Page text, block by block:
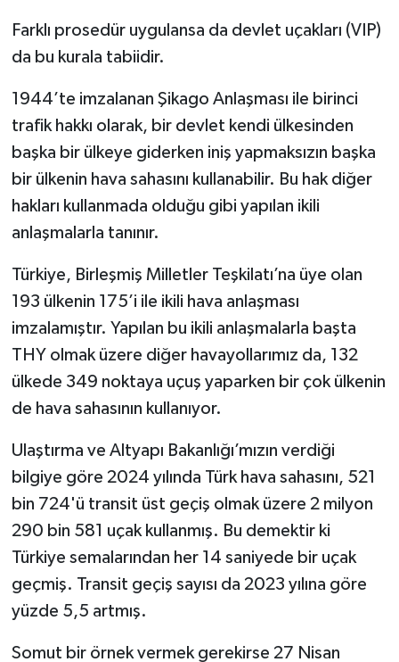
Farklı prosedür uygulansa da devlet uçakları (VIP)
da bu kurala tabiidir.
1944’te imzalanan Şikago Anlaşması ile birinci
trafik hakkı olarak, bir devlet kendi ülkesinden
başka bir ülkeye giderken iniş yapmaksızın başka
bir ülkenin hava sahasını kullanabilir. Bu hak diğer
hakları kullanmada olduğu gibi yapılan ikili
anlaşmalarla tanınır.
Türkiye, Birleşmiş Milletler Teşkilatı’na üye olan
193 ülkenin 175’i ile ikili hava anlaşması
imzalamıştır. Yapılan bu ikili anlaşmalarla başta
THY olmak üzere diğer havayollarımız da, 132
ülkede 349 noktaya uçuş yaparken bir çok ülkenin
de hava sahasının kullanıyor.
Ulaştırma ve Altyapı Bakanlığı’mızın verdiği
bilgiye göre 2024 yılında Türk hava sahasını, 521
bin 724'ü transit üst geçiş olmak üzere 2 milyon
290 bin 581 uçak kullanmış. Bu demektir ki
Türkiye semalarından her 14 saniyede bir uçak
geçmiş. Transit geçiş sayısı da 2023 yılına göre
yüzde 5,5 artmış.
Somut bir örnek vermek gerekirse 27 Nisan